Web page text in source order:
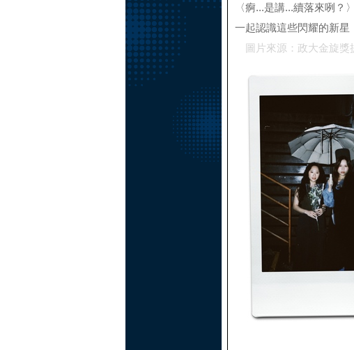
〈痾...是講...續落來咧？〉
一起認識這些閃耀的新星
圖片來源：政大金旋獎